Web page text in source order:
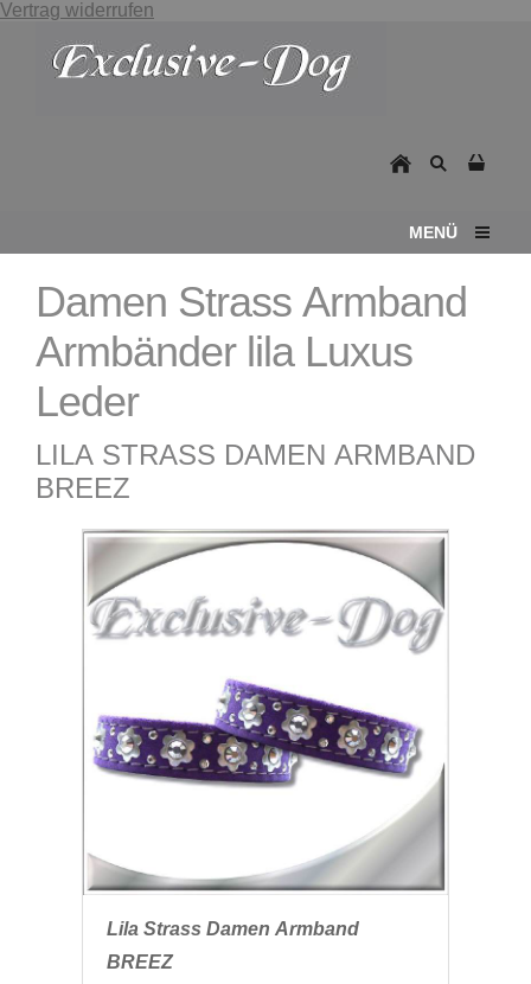
Vertrag widerrufen
MENÜ
Damen Strass Armband
Armbänder lila Luxus
Leder
LILA STRASS DAMEN ARMBAND
BREEZ
Lila Strass Damen Armband
BREEZ